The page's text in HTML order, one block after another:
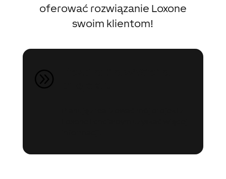
oferować rozwiązanie Loxone
swoim klientom!